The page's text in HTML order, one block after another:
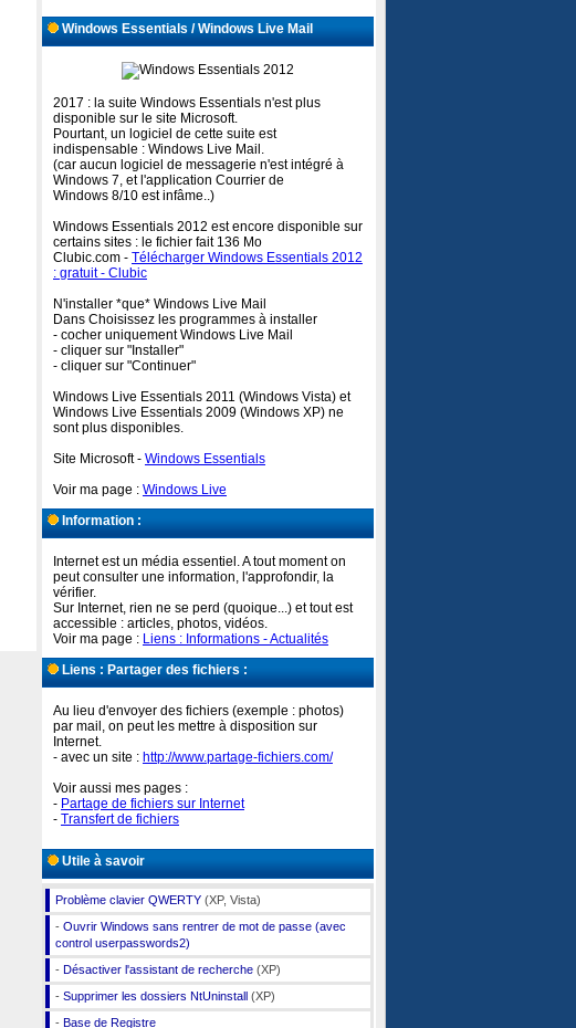
Windows Essentials / Windows Live Mail
2017 : la suite Windows Essentials n'est plus
disponible sur le site Microsoft.
Pourtant, un logiciel de cette suite est
indispensable : Windows Live Mail.
(car aucun logiciel de messagerie n'est intégré à
Windows 7, et l'application Courrier de
Windows 8/10 est infâme..)
Windows Essentials 2012 est encore disponible sur
certains sites : le fichier fait 136 Mo
Clubic.com - Télécharger Windows Essentials 2012
: gratuit - Clubic
N'installer *que* Windows Live Mail
Dans Choisissez les programmes à installer
- cocher uniquement Windows Live Mail
- cliquer sur "Installer"
- cliquer sur "Continuer"
Windows Live Essentials 2011 (Windows Vista) et
Windows Live Essentials 2009 (Windows XP) ne
sont plus disponibles.
Site Microsoft - Windows Essentials
Voir ma page : Windows Live
Information :
Internet est un média essentiel. A tout moment on
peut consulter une information, l'approfondir, la
vérifier.
Sur Internet, rien ne se perd (quoique...) et tout est
accessible : articles, photos, vidéos.
Voir ma page : Liens : Informations - Actualités
Liens : Partager des fichiers :
Au lieu d'envoyer des fichiers (exemple : photos)
par mail, on peut les mettre à disposition sur
Internet.
- avec un site : http://www.partage-fichiers.com/
Voir aussi mes pages :
- Partage de fichiers sur Internet
- Transfert de fichiers
Utile à savoir
Problème clavier QWERTY (XP, Vista)
- Ouvrir Windows sans rentrer de mot de passe (avec
control userpasswords2)
- Désactiver l'assistant de recherche (XP)
- Supprimer les dossiers NtUninstall (XP)
- Base de Registre